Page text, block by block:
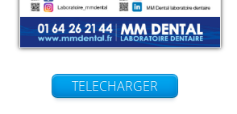
TELECHARGER